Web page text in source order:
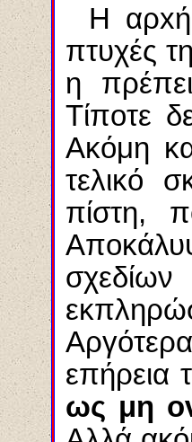
Η
πτυχές
η
Τίποτε
Ακόμη
τελικό
πίστη,
επήρεια
ως μη